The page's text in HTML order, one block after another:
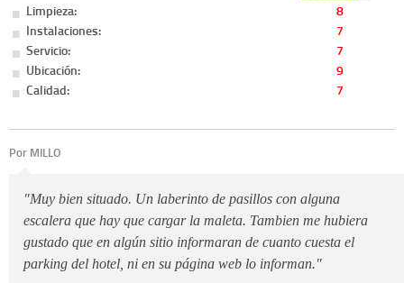
Limpieza:
8
Instalaciones:
7
Servicio:
7
Ubicación:
9
Calidad:
7
Por MILLO
"Muy bien situado. Un laberinto de pasillos con alguna
escalera que hay que cargar la maleta. Tambien me hubiera
gustado que en algún sitio informaran de cuanto cuesta el
parking del hotel, ni en su página web lo informan."